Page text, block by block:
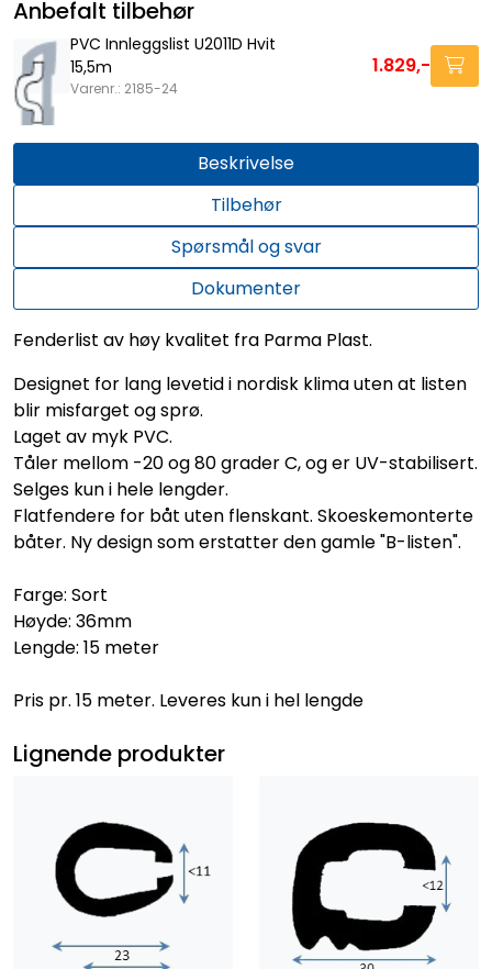
Beskrivelse
Tilbehør
Spørsmål og svar
Dokumenter
Fenderlist av høy kvalitet fra Parma Plast.
Designet for lang levetid i nordisk klima uten at listen
blir misfarget og sprø.
Laget av myk PVC.
Tåler mellom -20 og 80 grader C, og er UV-stabilisert.
Selges kun i hele lengder.
Flatfendere for båt uten flenskant. Skoeskemonterte
båter. Ny design som erstatter den gamle "B-listen".
Farge: Sort
Høyde: 36mm
Lengde: 15 meter
Pris pr. 15 meter. Leveres kun i hel lengde
Anbefalt tilbehør
PVC Innleggslist U2011D Hvit
15,5m
Varenr.: 2185-24
1.829,-
Lignende produkter